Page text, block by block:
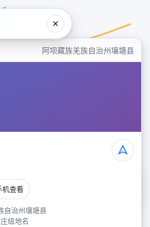
阿坝藏族羌族自治州壤塘县
机查看
自治州壤塘县
级地名